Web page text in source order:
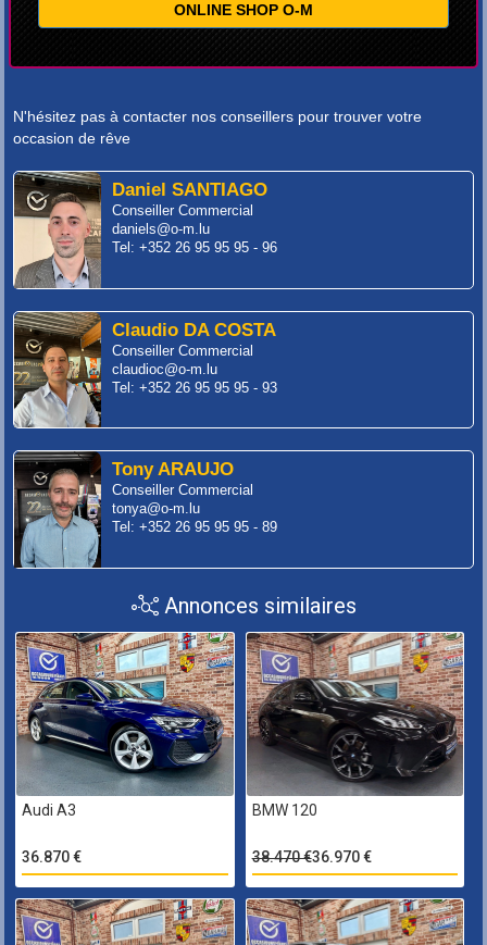
ONLINE SHOP O-M
N'hésitez pas à contacter nos conseillers pour trouver votre
occasion de rêve
Daniel SANTIAGO
Conseiller Commercial
daniels@o-m.lu
Tel: +352 26 95 95 95 - 96
Claudio DA COSTA
Conseiller Commercial
claudioc@o-m.lu
Tel: +352 26 95 95 95 - 93
Tony ARAUJO
Conseiller Commercial
tonya@o-m.lu
Tel: +352 26 95 95 95 - 89
Annonces similaires
Audi A3
36.870 €
BMW 120
38.470 €36.970 €